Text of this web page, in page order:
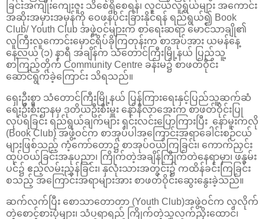
ခြင်းအကျိုးကျေးဇူး သိစေရှိစေရန်၊ လူငယ်လူရွယ်များ အကောင်း
အဆိုးအမှားအမှန်ကို ဝေဖန်ပိုင်းခြားနိုင်ရန် ရည်ရွယ်၍ Book
Club/ Youth Club အဖွဲ့ဝင်များက စာရေးဆရာ မောင်သာချို၏
လူကြီးလူကောင်းမှောင်ရိပ်ခိုကြတုန်းက စာအုပ်အား ယမန်နေ့
နေ့လယ် (၁) နာရီ အချိန်က သံ‌တောင်ကြီးမြို့နယ် ပြည်သူ့
စာကြည့်တိုက် Community Centre ခန်းမ၌ စာဖတ်ဝိုင်း
ဆောင်ရွက်ခဲ့ကြောင်း သိရသည်။
ရှေးဦးစွာ သံတောင်ကြီးမြို့နယ် ပြန်ကြားရေးနှင့်ပြည်သူ့ဆက်ဆံ
ရေးဦးစီးဌာနမှ ဒုတိယဦးစီးမှူး နော်နီလာအေးက စာဖတ်ဝိုင်းပြု
လုပ်ရခြင်း ရည်ရွယ်ချက်များ ရှင်းလင်းပြောကြားပြီး နော်မူးကလို
(Book Club) အဖွဲ့ဝင်က စာအုပ်ပါအကြောင်းအရာခေါင်းစဉ်ငယ်
များဖြစ်သည့် ကံ့ကော်တော၌ စာအုပ်ဝယ်ကြခြင်း၊ ကောက်ညှင်း
ထုပ်ဝယ်ခြင်းအနုပညာ၊ ကြိုက်တဲ့အချိန်ကြိုက်တဲနေရာမှာ၊ ဖနွမ်း
ပင်၌ ဧည့်လမ်းညွှန်ခြင်း၊ နှလုံးသားအတွင်း၌ ကထိန်ခင်းကြခြင်း
စသည့် အကြောင်းအရာများအား စာဖတ်ဝိုင်းဆွေးနွေးခဲ့သည်။
ဆက်လက်ပြီး စောသာတောတာ (Youth Club)အဖွဲ့ဝင်က လှလိုက်
တဲ့စောင့်စားပုံများ၊ သံပရာရည် ကြိုက်တဲ့သူလက်ညှိးထောင်၊